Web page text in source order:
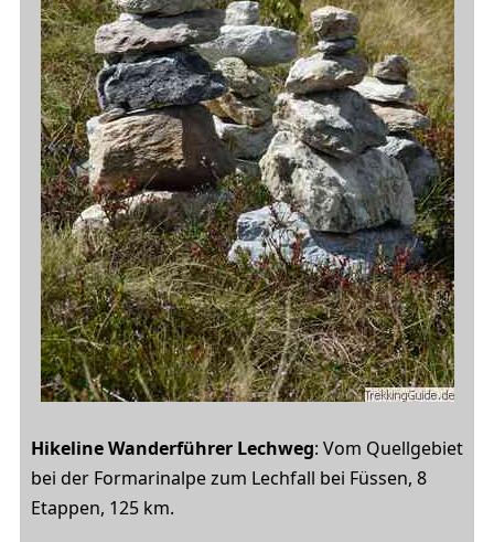
Hikeline Wanderführer Lechweg: Vom Quellgebiet
bei der Formarinalpe zum Lechfall bei Füssen, 8
Etappen, 125 km.